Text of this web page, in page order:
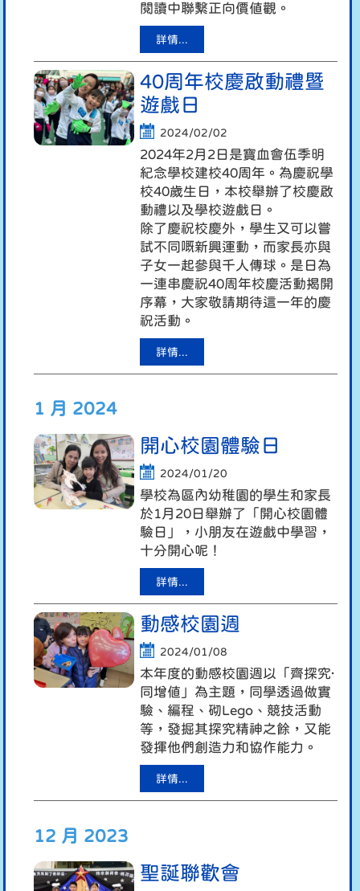
閱讀中聯繫正向價值觀。
詳情...
40周年校慶啟動禮暨
遊戲日
2024/02/02
2024年2月2日是寶血會伍季明
紀念學校建校40周年。為慶祝學
校40歲生日，本校舉辦了校慶啟
動禮以及學校遊戲日。
除了慶祝校慶外，學生又可以嘗
試不同嘅新興運動，而家長亦與
子女一起參與千人傳球。是日為
一連串慶祝40周年校慶活動揭開
序幕，大家敬請期待這一年的慶
祝活動。
詳情...
1 月 2024
開心校園體驗日
2024/01/20
學校為區內幼稚園的學生和家長
於1月20日舉辦了「開心校園體
驗日」，小朋友在遊戲中學習，
十分開心呢！
詳情...
動感校園週
2024/01/08
本年度的動感校園週以「齊探究·
同增值」為主題，同學透過做實
驗、編程、砌Lego、競技活動
等，發掘其探究精神之餘，又能
發揮他們創造力和協作能力。
詳情...
12 月 2023
聖誕聯歡會